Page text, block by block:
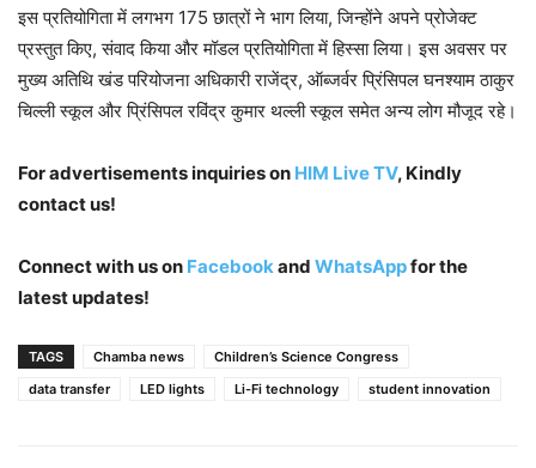
इस प्रतियोगिता में लगभग 175 छात्रों ने भाग लिया, जिन्होंने अपने प्रोजेक्ट
प्रस्तुत किए, संवाद किया और मॉडल प्रतियोगिता में हिस्सा लिया। इस अवसर पर
मुख्य अतिथि खंड परियोजना अधिकारी राजेंद्र, ऑब्जर्वर प्रिंसिपल घनश्याम ठाकुर
चिल्ली स्कूल और प्रिंसिपल रविंद्र कुमार थल्ली स्कूल समेत अन्य लोग मौजूद रहे।
For advertisements inquiries on HIM Live TV, Kindly
contact us!
Connect with us on Facebookand WhatsAppfor the
latest updates!
TAGS Chamba news
Children’s Science Congress
data transfer
LED lights Li-Fi technology student innovation